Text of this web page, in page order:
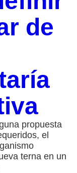
de
propuesta
el
terna en un